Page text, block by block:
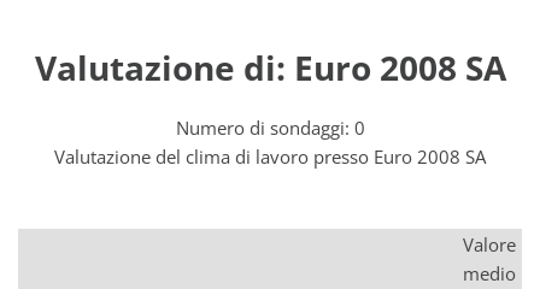
Valutazione di: Euro 2008 SA
Numero di sondaggi: 0
Valutazione del clima di lavoro presso Euro 2008 SA
Valore
medio